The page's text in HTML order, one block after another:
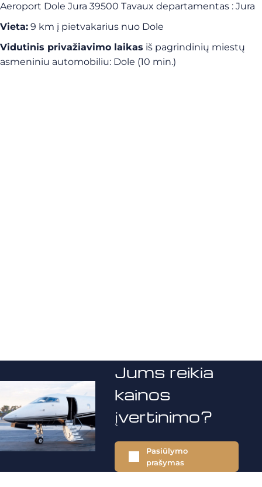
Aeroport Dole Jura 39500 Tavaux departamentas : Jura
Vieta: 9 km į pietvakarius nuo Dole
Vidutinis privažiavimo laikas iš pagrindinių miestų
asmeniniu automobiliu: Dole (10 min.)
Jums reikia
kainos
įvertinimo?
Pasiūlymo
prašymas